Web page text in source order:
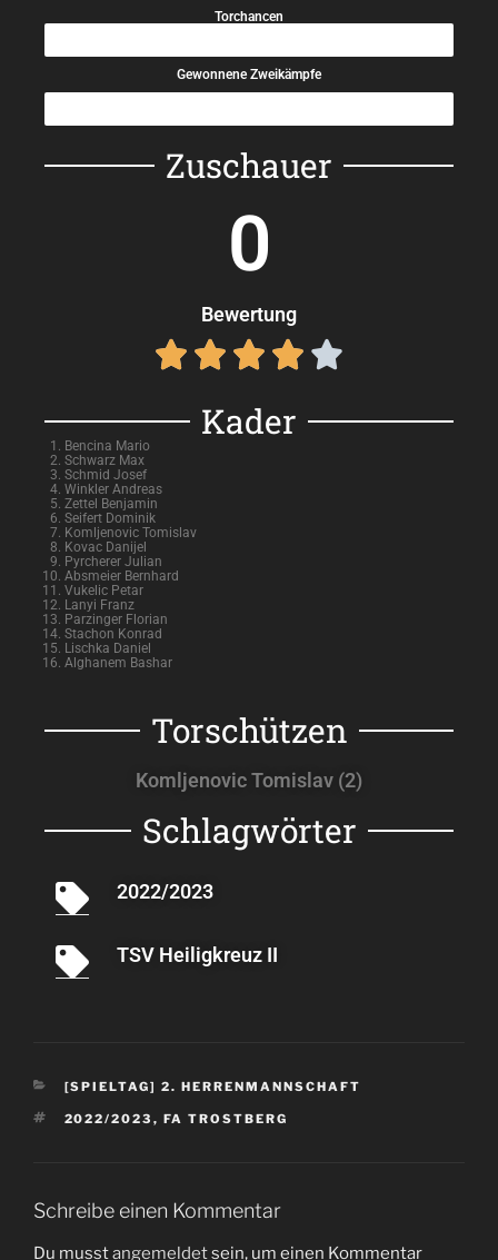
Torchancen
Gewonnene Zweikämpfe
Zuschauer
0
Bewertung
    
Kader
Bencina Mario
Schwarz Max
Schmid Josef
Winkler Andreas
Zettel Benjamin
Seifert Dominik
Komljenovic Tomislav
Kovac Danijel
Pyrcherer Julian
Absmeier Bernhard
Vukelic Petar
Lanyi Franz
Parzinger Florian
Stachon Konrad
Lischka Daniel
Alghanem Bashar
Torschützen
Komljenovic Tomislav (2)
Schlagwörter
2022/2023
TSV Heiligkreuz II
[SPIELTAG] 2. HERRENMANNSCHAFT
2022/2023 , FA TROSTBERG
Schreibe einen Kommentar
Du musstangemeldetsein, um einen Kommentar